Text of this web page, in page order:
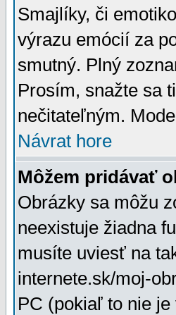
Smajlíky, či
výrazu emócií za
smutný. Plný
Prosím, snažte sa
nečitateľným.
Návrat hore
Môžem pridávať
Obrázky sa môžu
neexistuje žiadna
musíte uviesť na
internete.sk/moj-
PC (pokiaľ to nie